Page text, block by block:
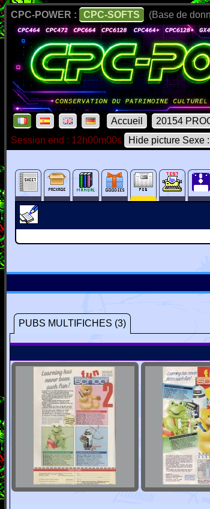
CPC-POWER : CPC-SOFTS (Base de
Accueil 20154
Session end : 12h00m00s
Hide picture Sexe
PUBS MULTIFICHES (3)